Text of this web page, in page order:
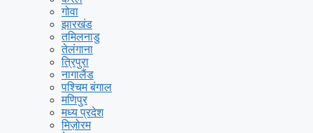
गोवा
झारखंड
तमिलनाडु
तेलंगाना
त्रिपुरा
नागालैंड
पश्चिम बंगाल
मणिपुर
मध्य प्रदेश
मिज़ोरम